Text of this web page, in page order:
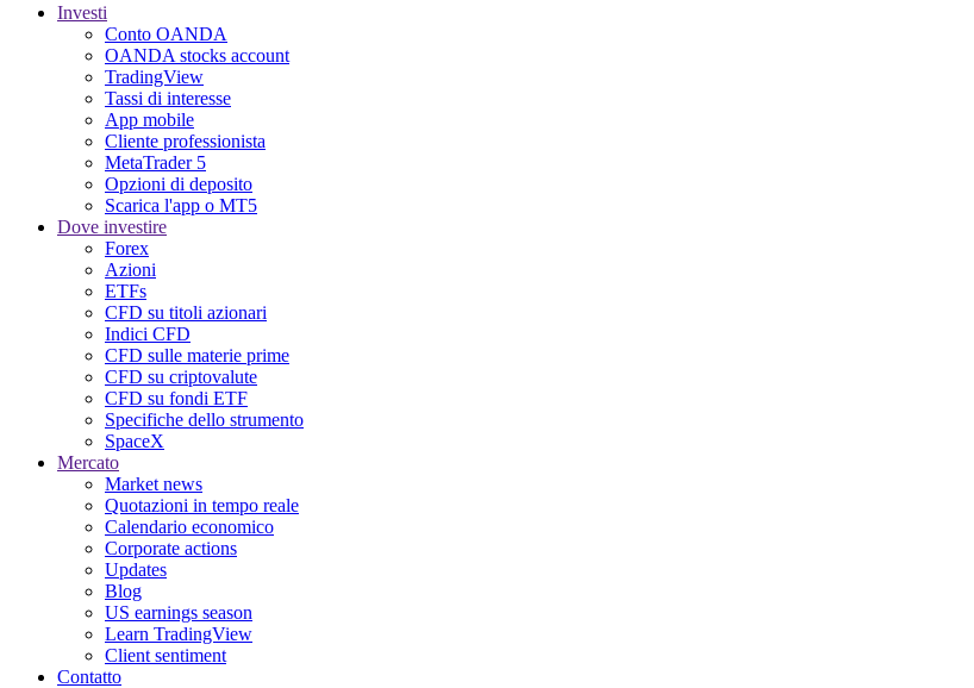
Investi
Conto OANDA
OANDA stocks account
TradingView
Tassi di interesse
App mobile
Cliente professionista
MetaTrader 5
Opzioni di deposito
Scarica l'app o MT5
Dove investire
Forex
Azioni
ETFs
CFD su titoli azionari
Indici CFD
CFD sulle materie prime
CFD su criptovalute
CFD su fondi ETF
Specifiche dello strumento
SpaceX
Mercato
Market news
Quotazioni in tempo reale
Calendario economico
Corporate actions
Updates
Blog
US earnings season
Learn TradingView
Client sentiment
Contatto